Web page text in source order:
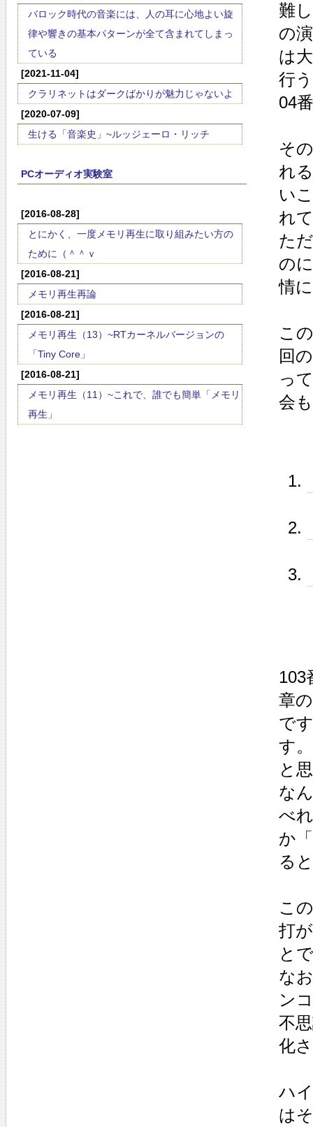
バロック時代の音楽には、人の耳に心地よい旋
律や響きの基本パターンが全て含まれてしまっ
ている
[2021-11-04]
クラリネットはダークばかりが魅力じゃないよ
[2020-07-09]
生ける「音楽史」~ルッジェーロ・リッチ
PCオーディオ実験室
[2016-08-28]
とにかく、一度メモリ再生に取り組みたい方の
ために（＾＾ｖ
[2016-08-21]
メモリ再生再論
[2016-08-21]
メモリ再生（13）~RTカーネルバージョンの
「Tiny Core」
[2016-08-21]
メモリ再生（11）~これで、誰でも簡単「メモリ
再生」
難
の
は
行
04
そ
れ
い
れ
た
の
情
こ
回
っ
会
103
章
で
す
と
な
べ
か
る
こ
打
と
な
ン
不
化
ハ
は